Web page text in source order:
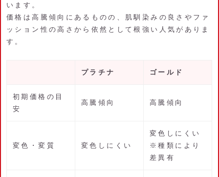
います。
価格は高騰傾向にあるものの、肌馴染みの良さやファ
ッション性の高さから依然として根強い人気がありま
す。
プラチナ ゴールド
初期価格の目
安
高騰傾向 高騰傾向
変色・変質 変色しにくい
変色しにくい
※種類により
差異有